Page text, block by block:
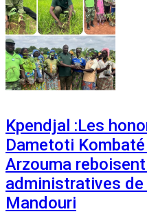
Kpendjal :Les
Dametoti
Arzouma
administratives de
Mandouri